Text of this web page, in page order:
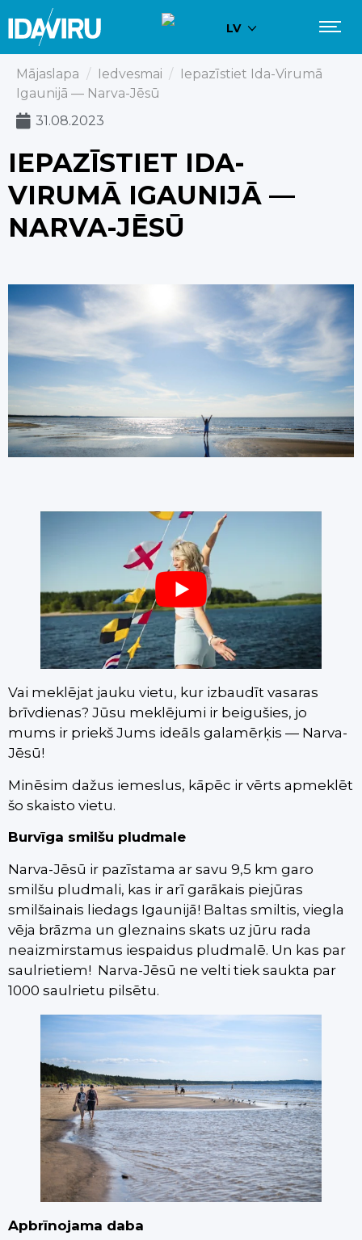
LV
Mājaslapa / Iedvesmai / Iepazīstiet Ida-Virumā
Igaunijā — Narva-Jēsū
31.08.2023
IEPAZĪSTIET IDA-
VIRUMĀ IGAUNIJĀ —
NARVA-JĒSŪ
Vai meklējat jauku vietu, kur izbaudīt vasaras
brīvdienas? Jūsu meklējumi ir beigušies, jo
mums ir priekš Jums ideāls galamērķis — Narva-
Jēsū!
Minēsim dažus iemeslus, kāpēc ir vērts apmeklēt
šo skaisto vietu.
Burvīga smilšu pludmale
Narva-Jēsū ir pazīstama ar savu 9,5 km garo
smilšu pludmali, kas ir arī garākais piejūras
smilšainais liedags Igaunijā! Baltas smiltis, viegla
vēja brāzma un gleznains skats uz jūru rada
neaizmirstamus iespaidus pludmalē. Un kas par
saulrietiem! Narva-Jēsū ne velti tiek saukta par
1000 saulrietu pilsētu.
Apbrīnojama daba